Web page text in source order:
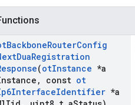
BackboneRouterConfig
DuaRegistration
(otInstance *a
, const ot
Identifier *a